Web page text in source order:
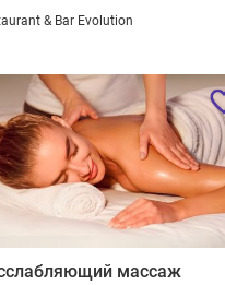
& Bar Evolution
массаж